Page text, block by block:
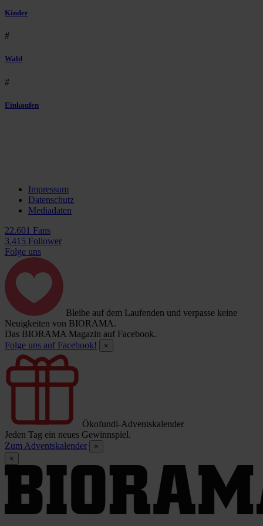
Kinder
#
Wald
#
Einkaufen
Impressum
Datenschutz
Mediadaten
22.601 Fans
3.415 Follower
Folge uns
Bleibe auf dem Laufenden und verpasse keine
Neuigkeiten von BIORAMA.
Das BIORAMA Magazin auf Facebook.
Folge uns auf Facebook!
×
Ökofundi-Adventskalender
Jeden Tag ein neues Gewinnspiel.
Zum Adventskalender
×
×